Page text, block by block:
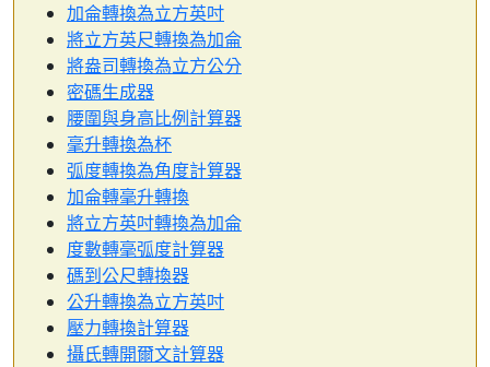
加侖轉換為立方英吋
將立方英尺轉換為加侖
將盎司轉換為立方公分
密碼生成器
腰圍與身高比例計算器
毫升轉換為杯
弧度轉換為角度計算器
加侖轉毫升轉換
將立方英吋轉換為加侖
度數轉毫弧度計算器
碼到公尺轉換器
公升轉換為立方英吋
壓力轉換計算器
攝氏轉開爾文計算器